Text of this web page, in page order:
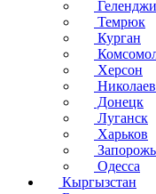
Темрюк
Курган
Херсон
Николаев
Донецк
Луганск
Харьков
Одесса
Кыргызстан